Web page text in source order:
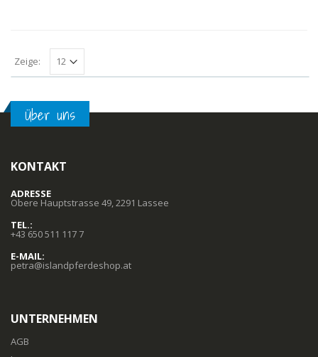
Zeige:
Über uns
KONTAKT
ADRESSE
Obere Hauptstrasse 49, 2291 Lassee
TEL.:
+43 650 511 117 7
E-MAIL:
petra@islandpferdeshop.at
UNTERNEHMEN
AGB